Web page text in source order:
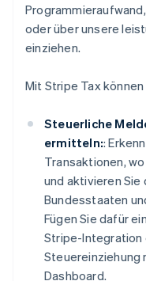
oder über unsere
einziehen.
Mit Stripe Tax
Steuerliche
ermitteln::
Transaktionen,
und aktivieren Sie
Bundesstaaten
Fügen Sie dafür
Stripe-Integration
Steuereinziehung
Dashboard.